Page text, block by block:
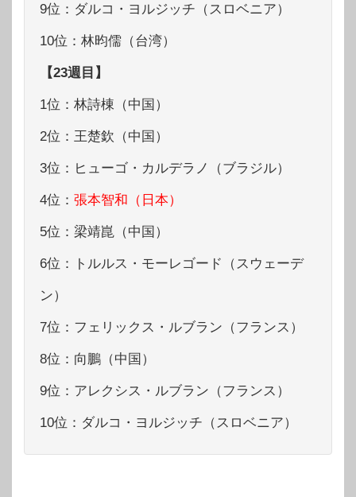
9位：ダルコ・ヨルジッチ（スロベニア）
10位：林昀儒（台湾）
【23週目】
1位：林詩棟（中国）
2位：王楚欽（中国）
3位：ヒューゴ・カルデラノ（ブラジル）
4位： 張本智和（日本）
5位：梁靖崑（中国）
6位：トルルス・モーレゴード（スウェーデ
ン）
7位：フェリックス・ルブラン（フランス）
8位：向鵬（中国）
9位：アレクシス・ルブラン（フランス）
10位：ダルコ・ヨルジッチ（スロベニア）